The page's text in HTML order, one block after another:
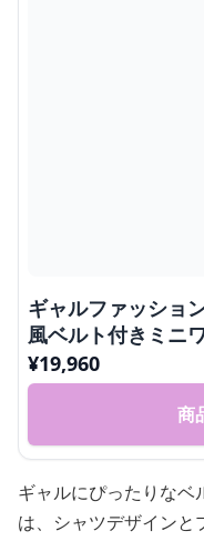
ギャルファッショ
風ベルト付きミニ
¥19,960
商
ギャルにぴったりなベ
は、シャツデザインと